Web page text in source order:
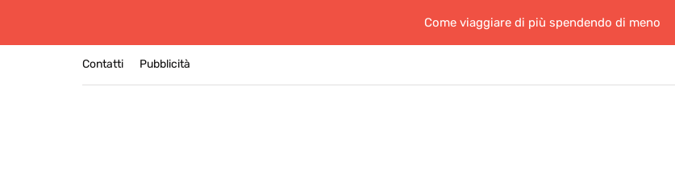
Come viaggiare di più spendendo di meno
Contatti Pubblicità